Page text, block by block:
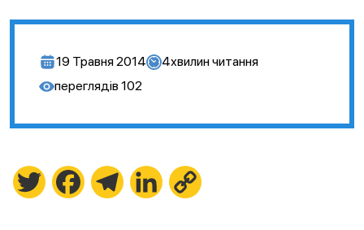
19 Травня 2014 4хвилин читання
переглядів 102
Twitter FacebookTelegramLinkedIn